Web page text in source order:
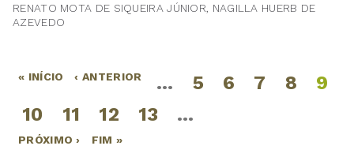
RENATO MOTA DE SIQUEIRA JÚNIOR, NAGILLA HUERB DE
AZEVEDO
« INÍCIO ‹ ANTERIOR … 5 6 7 8
9
10
11 12 13 …
PRÓXIMO › FIM »